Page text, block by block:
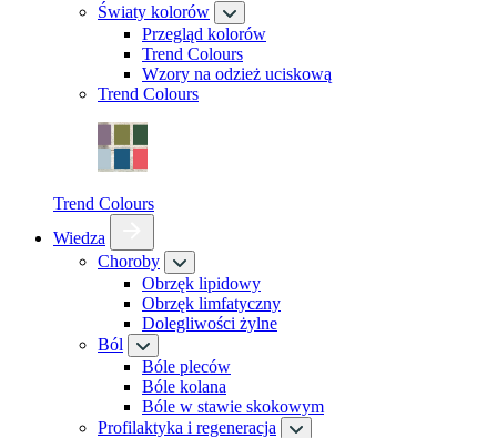
Światy kolorów
Przegląd kolorów
Trend Colours
Wzory na odzież uciskową
Trend Colours
Trend Colours
Wiedza
Choroby
Obrzęk lipidowy
Obrzęk limfatyczny
Dolegliwości żylne
Ból
Bóle pleców
Bóle kolana
Bóle w stawie skokowym
Profilaktyka i regeneracja